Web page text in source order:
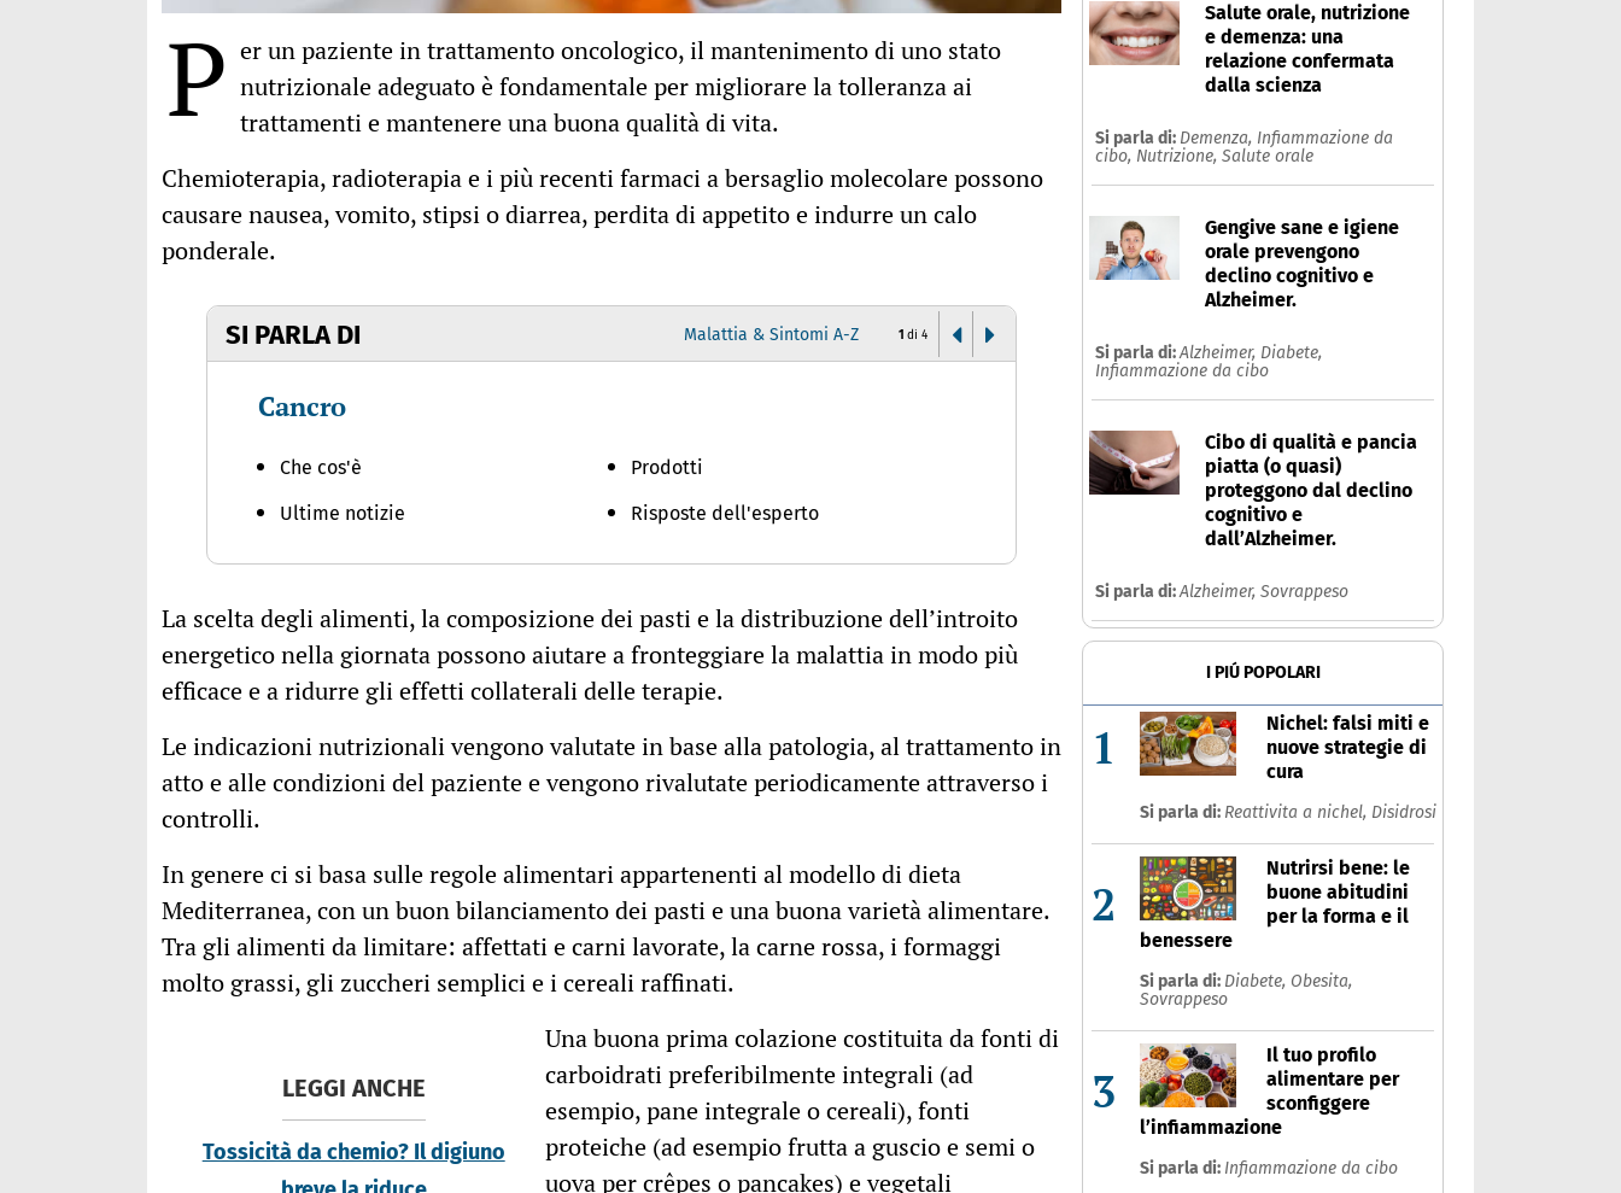
P er un paziente in trattamento oncologico, il mantenimento di uno stato
nutrizionale adeguato è fondamentale per migliorare la tolleranza ai
trattamenti e mantenere una buona qualità di vita.
Chemioterapia, radioterapia e i più recenti farmaci a bersaglio molecolare possono
causare nausea, vomito, stipsi o diarrea, perdita di appetito e indurre un calo
ponderale.
SI PARLA DI Malattia & Sintomi A-Z
Cancro
Che cos'è
Ultime notizie
Prodotti
Risposte dell'esperto
Diarrea
Che cos'è
Ultime notizie
1 di 4
La scelta degli alimenti, la composizione dei pasti e la distribuzione dell’introito
energetico nella giornata possono aiutare a fronteggiare la malattia in modo più
efficace e a ridurre gli effetti collaterali delle terapie.
Le indicazioni nutrizionali vengono valutate in base alla patologia, al trattamento in
atto e alle condizioni del paziente e vengono rivalutate periodicamente attraverso i
controlli.
In genere ci si basa sulle regole alimentari appartenenti al modello di dieta
Mediterranea, con un buon bilanciamento dei pasti e una buona varietà alimentare.
Tra gli alimenti da limitare: affettati e carni lavorate, la carne rossa, i formaggi
molto grassi, gli zuccheri semplici e i cereali raffinati.
LEGGI ANCHE
Tossicità da chemio? Il digiuno
Una buona prima colazione costituita da fonti di
carboidrati preferibilmente integrali (ad
esempio, pane integrale o cereali), fonti
proteiche (ad esempio frutta a guscio e semi o
uova per crêpes o pancakes) e vegetali
Salute orale, nutrizione
e demenza: una
relazione confermata
dalla scienza
Si parla di: Demenza, Infiammazione da
cibo, Nutrizione, Salute orale
Gengive sane e igiene
orale prevengono
declino cognitivo e
Alzheimer.
Si parla di:Alzheimer, Diabete,
Infiammazione da cibo
Cibo di qualità e pancia
piatta (o quasi)
proteggono dal declino
cognitivo e
dall’Alzheimer.
Si parla di:Alzheimer, Sovrappeso
I PIÚ POPOLARI
1
Nichel: falsi miti e
nuove strategie di
cura
Si parla di: Reattivita a nichel, Disidrosi
2
Nutrirsi bene: le
buone abitudini
per la forma e il
benessere
Si parla di: Diabete, Obesita,
Sovrappeso
3
Il tuo profilo
alimentare per
sconfiggere
l’infiammazione
Si parla di: Infiammazione da cibo